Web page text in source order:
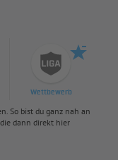
Wettbewerb
So bist du ganz nah an
dann direkt hier